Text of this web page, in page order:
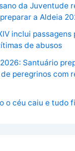
da Juventude
a Aldeia
inclui
de abusos
Santuário
peregrinos com
o céu caiu e tudo